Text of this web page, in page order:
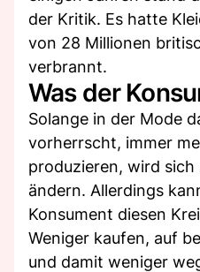
der Kritik. Es hatte
von 28 Millionen
verbrannt.
Was der
Solange in der Mode
vorherrscht, immer
produzieren, wird
ändern. Allerdings
Konsument diesen
Weniger kaufen, auf
und damit weniger